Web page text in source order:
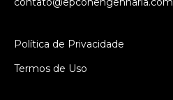
Política de Privacidade
Termos de Uso